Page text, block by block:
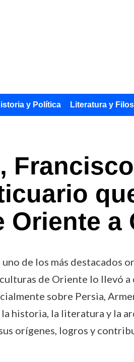
y Política Literatura y
a
de los más destacados
de Oriente lo llevó
sobre Persia,
historia, la literatura y la
orígenes, logros y